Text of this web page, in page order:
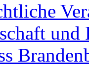
und